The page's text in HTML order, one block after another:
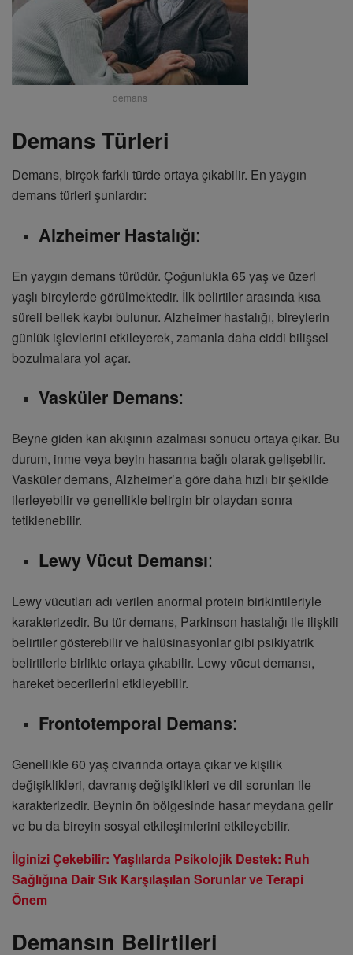
demans
Demans Türleri
Demans, birçok farklı türde ortaya çıkabilir. En yaygın
demans türleri şunlardır:
Alzheimer Hastalığı:
En yaygın demans türüdür. Çoğunlukla 65 yaş ve üzeri
yaşlı bireylerde görülmektedir. İlk belirtiler arasında kısa
süreli bellek kaybı bulunur. Alzheimer hastalığı, bireylerin
günlük işlevlerini etkileyerek, zamanla daha ciddi bilişsel
bozulmalara yol açar.
Vasküler Demans:
Beyne giden kan akışının azalması sonucu ortaya çıkar. Bu
durum, inme veya beyin hasarına bağlı olarak gelişebilir.
Vasküler demans, Alzheimer’a göre daha hızlı bir şekilde
ilerleyebilir ve genellikle belirgin bir olaydan sonra
tetiklenebilir.
Lewy Vücut Demansı:
Lewy vücutları adı verilen anormal protein birikintileriyle
karakterizedir. Bu tür demans, Parkinson hastalığı ile ilişkili
belirtiler gösterebilir ve halüsinasyonlar gibi psikiyatrik
belirtilerle birlikte ortaya çıkabilir. Lewy vücut demansı,
hareket becerilerini etkileyebilir.
Frontotemporal Demans:
Genellikle 60 yaş civarında ortaya çıkar ve kişilik
değişiklikleri, davranış değişiklikleri ve dil sorunları ile
karakterizedir. Beynin ön bölgesinde hasar meydana gelir
ve bu da bireyin sosyal etkileşimlerini etkileyebilir.
İlginizi Çekebilir: Yaşlılarda Psikolojik Destek: Ruh
Sağlığına Dair Sık Karşılaşılan Sorunlar ve Terapi
Önem
Demansın Belirtileri